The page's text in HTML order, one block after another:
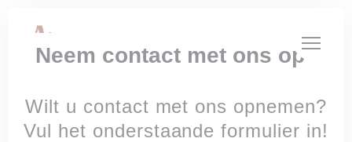
Neem contact met ons op
Wilt u contact met ons opnemen?
Vul het onderstaande formulier in!